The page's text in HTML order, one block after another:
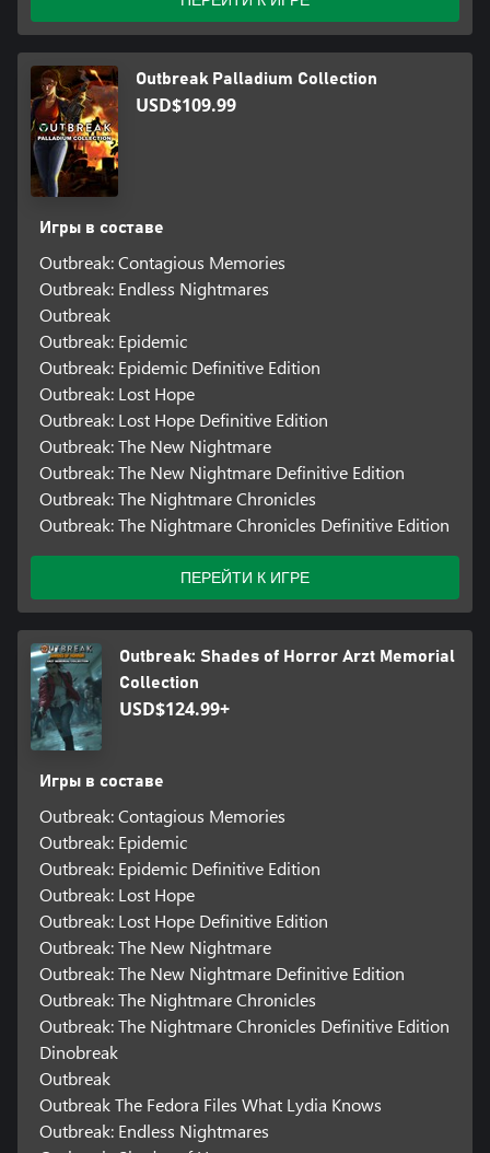
Outbreak Palladium Collection
USD$109.99
Игры в составе
Outbreak: Contagious Memories
Outbreak: Endless Nightmares
Outbreak
Outbreak: Epidemic
Outbreak: Epidemic Definitive Edition
Outbreak: Lost Hope
Outbreak: Lost Hope Definitive Edition
Outbreak: The New Nightmare
Outbreak: The New Nightmare Definitive Edition
Outbreak: The Nightmare Chronicles
Outbreak: The Nightmare Chronicles Definitive Edition
ПЕРЕЙТИ К ИГРЕ
Outbreak: Shades of Horror Arzt Memorial
Collection
USD$124.99+
Игры в составе
Outbreak: Contagious Memories
Outbreak: Epidemic
Outbreak: Epidemic Definitive Edition
Outbreak: Lost Hope
Outbreak: Lost Hope Definitive Edition
Outbreak: The New Nightmare
Outbreak: The New Nightmare Definitive Edition
Outbreak: The Nightmare Chronicles
Outbreak: The Nightmare Chronicles Definitive Edition
Dinobreak
Outbreak
Outbreak The Fedora Files What Lydia Knows
Outbreak: Endless Nightmares